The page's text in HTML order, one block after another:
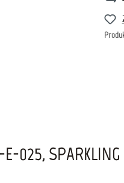
025, SPARKLING